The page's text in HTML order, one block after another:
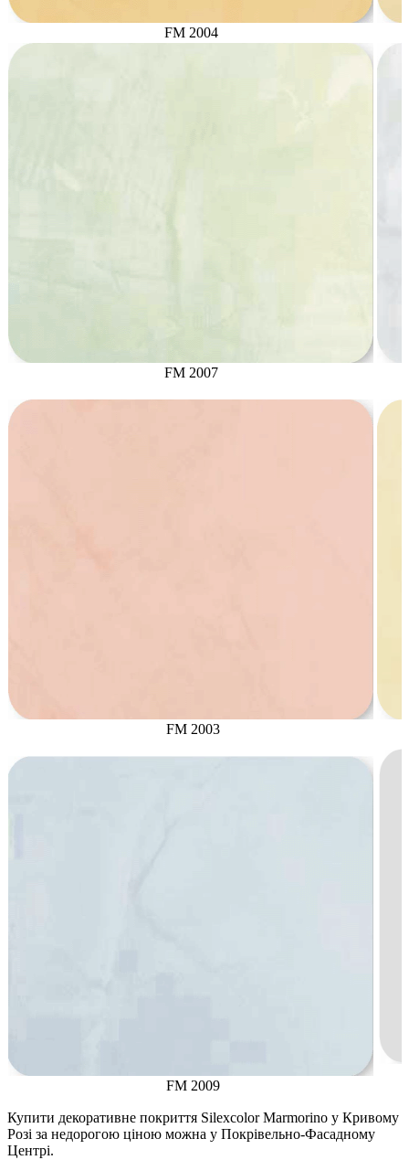
FM 2004
FM 2007
FM 2003
FM 2009
Купити декоративне покриття Silexcolor Marmorino у Кривому
Розі за недорогою ціною можна у Покрівельно-Фасадному
Центрі.